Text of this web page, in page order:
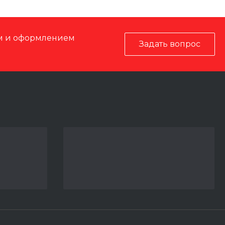
и оформлением
Задать вопрос